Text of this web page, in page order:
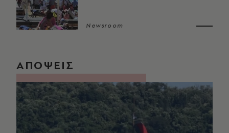
Newsroom
ΑΠΟΨΕΙΣ